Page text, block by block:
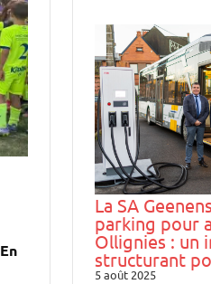
La SA
parking pour
Ollignies : un
structurant
5 août 2025